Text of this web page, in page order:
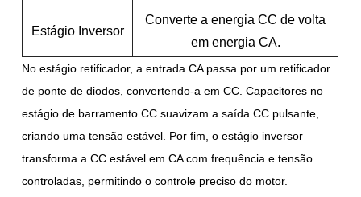
Estágio Inversor
Converte a energia CC de volta
em energia CA.
No estágio retificador, a entrada CA passa por um retificador
de ponte de diodos, convertendo-a em CC. Capacitores no
estágio de barramento CC suavizam a saída CC pulsante,
criando uma tensão estável. Por fim, o estágio inversor
transforma a CC estável em CA com frequência e tensão
controladas, permitindo o controle preciso do motor.